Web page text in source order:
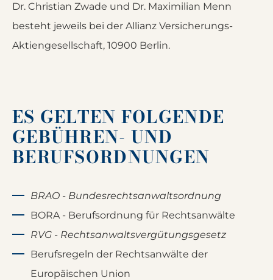
Dr. Christian Zwade und Dr. Maximilian Menn
besteht jeweils bei der Allianz Versicherungs-
Aktiengesellschaft, 10900 Berlin.
ES GELTEN FOLGENDE
GEBÜHREN- UND
BERUFSORDNUNGEN
BRAO - Bundesrechtsanwaltsordnung
BORA - Berufsordnung für Rechtsanwälte
RVG - Rechtsanwaltsvergütungsgesetz
Berufsregeln der Rechtsanwälte der
Europäischen Union